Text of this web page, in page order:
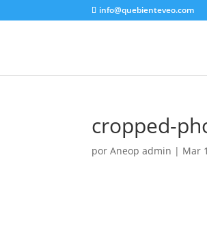
info@quebienteveo.com
cropped-
porAneop admin | Mar